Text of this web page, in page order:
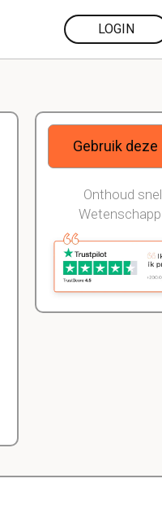
LOGIN
Gebruik
Onthoud